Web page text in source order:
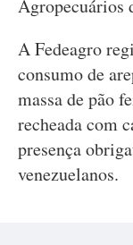
Agropecuários
A Fedeagro
consumo de
massa de pão
recheada com
presença
venezuelanos.